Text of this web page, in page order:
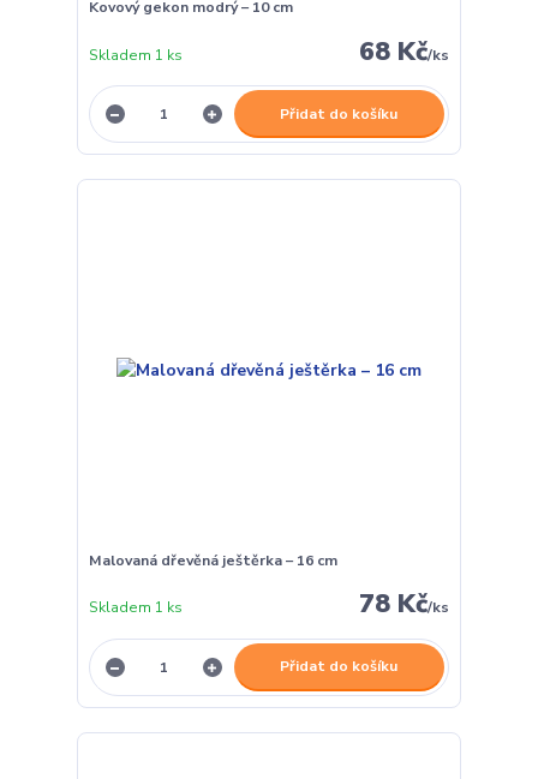
Kovový gekon modrý – 10 cm
68 Kč/ks
Skladem 1 ks
Přidat do košíku
Malovaná dřevěná ještěrka – 16 cm
78 Kč/ks
Skladem 1 ks
Přidat do košíku